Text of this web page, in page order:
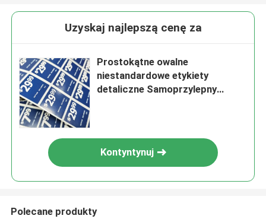
Uzyskaj najlepszą cenę za
Prostokątne owalne
niestandardowe etykiety
detaliczne Samoprzylepny
Kontyntynuj
Polecane produkty